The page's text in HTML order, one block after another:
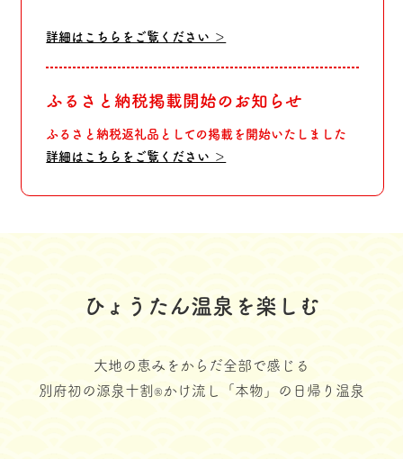
詳細はこちらをご覧ください ＞
ふるさと納税掲載開始のお知らせ
ふるさと納税返礼品としての掲載を開始いたしました
詳細はこちらをご覧ください ＞
ひょうたん温泉を楽しむ
大地の恵みをからだ全部で感じる
別府初の源泉十割 ® かけ流し「本物」の日帰り温泉